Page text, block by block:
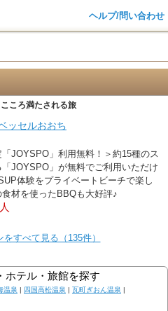
ヘルプ/問い合わせ
ころ満たされる旅
ッセルおおち
「JOYSPO」利用無料！＞約15種のス
JOYSPO」が無料でご利用いただけ
体験をプライベートビーチで楽し
材を使ったBBQも大好評♪
すべて見る（135件）
ホテル・旅館を探す
温泉 | 四国高松温泉 | 瓦町ぎおん温泉 |